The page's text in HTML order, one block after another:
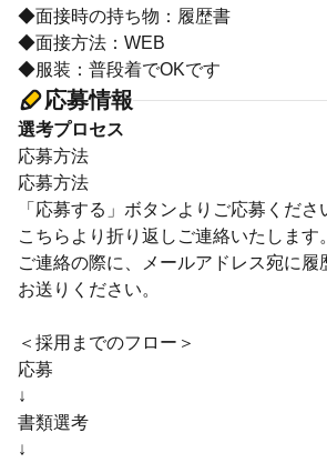
◆面接時の持ち物：履歴書
◆面接方法：WEB
◆服装：普段着でOKです
応募情報
選考プロセス
応募方法
応募方法
「応募する」ボタンよりご応募くださ
こちらより折り返しご連絡いたします。
ご連絡の際に、メールアドレス宛に履
お送りください。
＜採用までのフロー＞
応募
↓
書類選考
↓